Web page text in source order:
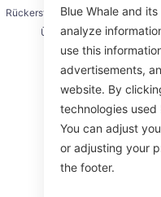
Rückerstattungsprozess
Über uns
Blue Whale and
analyze
use this
advertisements,
website. By
technologies used
You can adjust
or adjusting your
the footer.